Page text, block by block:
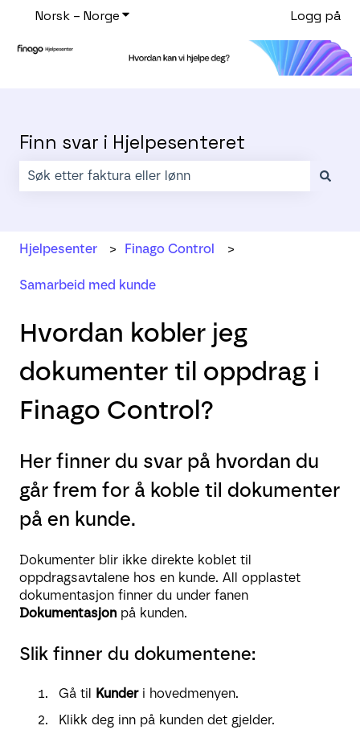
Norsk – NorgeVis undermeny for oversettelserLogg på
Finn svar i Hjelpesenteret
Hjelpesenter Finago Control
Samarbeid med kunde
Hvordan kobler jeg
dokumenter til oppdrag i
Finago Control?
Her finner du svar på hvordan du
går frem for å koble til dokumenter
på en kunde.
Dokumenter blir ikke direkte koblet til
oppdragsavtalene hos en kunde. All opplastet
dokumentasjon finner du under fanen
Dokumentasjon på kunden.
Slik finner du dokumentene:
Gå til Kunderi hovedmenyen.
Klikk deg inn på kunden det gjelder.